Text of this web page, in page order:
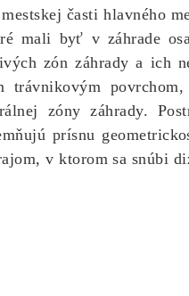
časti hlavného
mali byť v záhrade
zón záhrady a ich
povrchom,
zóny záhrady.
prísnu
v ktorom sa snúbi